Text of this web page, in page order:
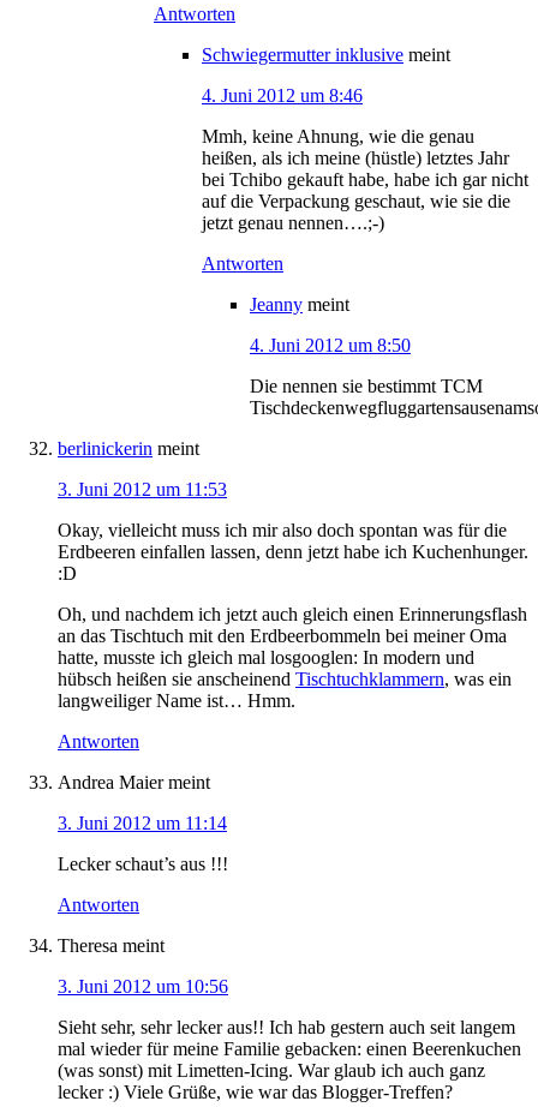
Antworten
Schwiegermutter inklusive meint
4. Juni 2012 um 8:46
Mmh, keine Ahnung, wie die genau
heißen, als ich meine (hüstle) letztes Jahr
bei Tchibo gekauft habe, habe ich gar nicht
auf die Verpackung geschaut, wie sie die
jetzt genau nennen….;-)
Antworten
Jeanny meint
4. Juni 2012 um 8:50
Die nennen sie bestimmt TCM
berlinickerin meint
3. Juni 2012 um 11:53
Okay, vielleicht muss ich mir also doch spontan was für die
Erdbeeren einfallen lassen, denn jetzt habe ich Kuchenhunger.
:D
Oh, und nachdem ich jetzt auch gleich einen Erinnerungsflash
an das Tischtuch mit den Erdbeerbommeln bei meiner Oma
hatte, musste ich gleich mal losgooglen: In modern und
hübsch heißen sie anscheinend Tischtuchklammern, was ein
langweiliger Name ist… Hmm.
Antworten
Andrea Maier meint
3. Juni 2012 um 11:14
Lecker schaut’s aus !!!
Antworten
Theresa meint
3. Juni 2012 um 10:56
Sieht sehr, sehr lecker aus!! Ich hab gestern auch seit langem
mal wieder für meine Familie gebacken: einen Beerenkuchen
(was sonst) mit Limetten-Icing. War glaub ich auch ganz
lecker :) Viele Grüße, wie war das Blogger-Treffen?